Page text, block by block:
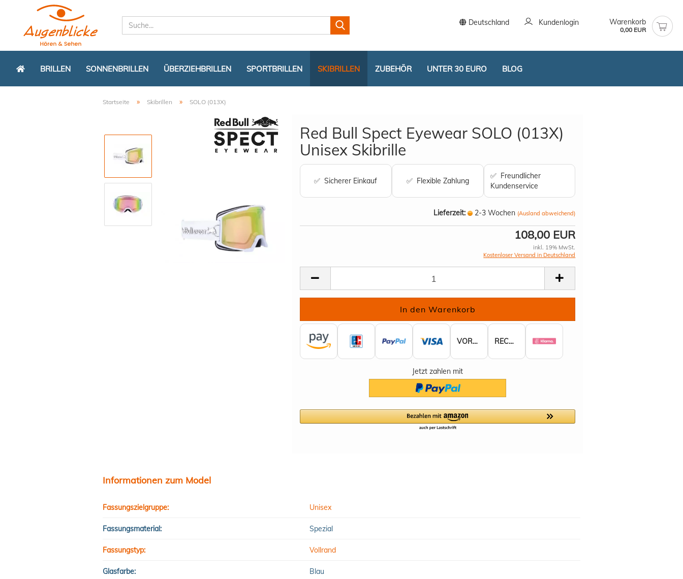
Deutschland
Lieferland
Kundenlogin
Passwort vergessen?
Warenkorb
0,00 EUR
BRILLEN SONNENBRILLEN ÜBERZIEHBRILLEN SPORTBRILLEN SKIBRILLEN ZUBEHÖR UNTER 30 EURO BLOG
Startseite » Skibrillen » SOLO (013X)
Red Bull Spect Eyewear SOLO (013X)
Unisex Skibrille
✅ Sicherer Einkauf ✅ Flexible Zahlung
✅ Freundlicher
Kundenservice
Lieferzeit: 2-3 Wochen (Ausland abweichend)
108,00 EUR
inkl. 19% MwSt.
Kostenloser Versand in Deutschland
VORKASSE RECHNUNG
Jetzt zahlen mit
Informationen zum Model
Fassungszielgruppe: Unisex
Fassungsmaterial: Spezial
Fassungstyp: Vollrand
Glasfarbe: Blau